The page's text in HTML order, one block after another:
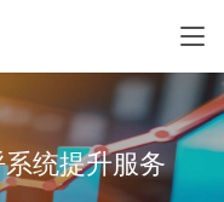
统提升服务